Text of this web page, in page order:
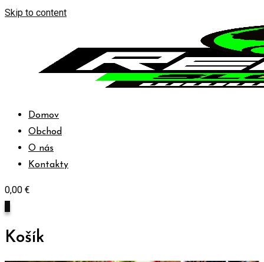
Skip to content
Domov
Obchod
O nás
Kontakty
0,00 €
Košík